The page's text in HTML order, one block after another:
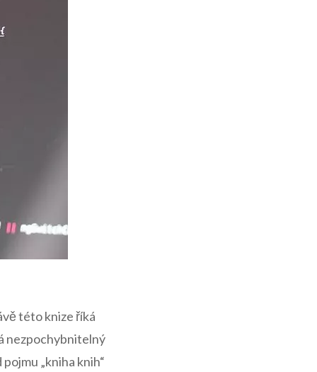
této knize říká
nezpochybnitelný
„kniha knih“